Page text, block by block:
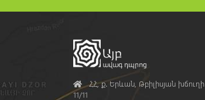
AddressՀՀ, ք․ Երևան, Թբիլիսյան խճուղի
11/11